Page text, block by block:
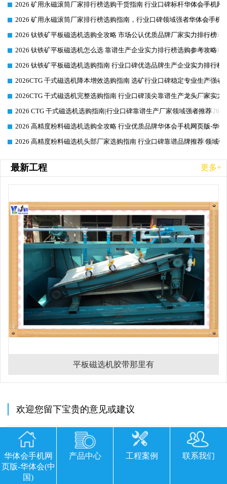
2026-06-26
2026 矿用永磁滚筒厂家排行榜选购干货指南 行业口碑标杆华体会手机网
2026-06-26
2026 矿用永磁滚筒厂家排行榜选购指南，行业口碑领域强者华体会手机
2026-06-26
2026 钛铁矿平板磁选机选购全攻略 市场公认优质品牌厂家实力排行榜
2026-06-26
2026 钛铁矿平板磁选机怎么选 靠谱生产企业实力排行榜选购参考攻略
2026-06-26
2026 钛铁矿平板磁选机选购指南 行业口碑优选品牌生产企业实力排行榜
2026-06-26
2026CTG 干式磁选机降本增效选购指南 选矿行业口碑稳定专业生产强者
2026-06-26
2026CTG 干式磁选机完整选购指南 行业口碑顶尖靠谱生产龙头厂家实力
2026-06-26
2026 CTG 干式磁选机选购指南|行业口碑靠谱生产厂家领域强者推荐
2026-06-26
2026 高精度粉料磁选机选购全攻略 行业优质品牌华体会手机网页版-华
2026-06-26
2026 高精度粉料磁选机头部厂家选购指南 行业口碑靠谱品牌推荐 领域
最新工程 更多+
平板磁选机胶带那里有
欢迎您留下宝贵的意见或建议
华体会手机网
页版-华体会(中
国)
产品中心 工程案例 联系我们